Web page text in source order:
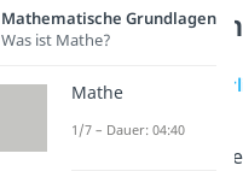
Reelle Zahlen
Übersicht
Es gibt viele
Mathematische Grundlagen
Was ist Mathe?
Mathe
1/7 – Dauer: 04:40